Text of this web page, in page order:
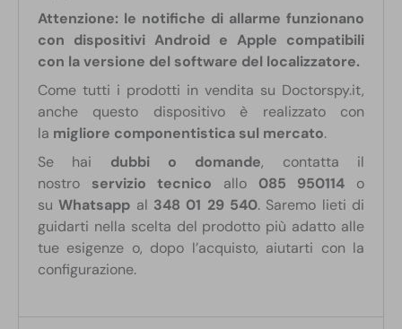
Attenzione: le notifiche di allarme funzionano
con dispositivi Android e Apple compatibili
con la versione del software del localizzatore.
Come tutti i prodotti in vendita su Doctorspy.it,
anche questo dispositivo è realizzato con
la migliore componentistica sul mercato.
Se hai dubbi o domande, contatta il
nostro servizio tecnico allo 085 950114 o
suWhatsapp al 348 01 29 540. Saremo lieti di
guidarti nella scelta del prodotto più adatto alle
tue esigenze o, dopo l’acquisto, aiutarti con la
configurazione.